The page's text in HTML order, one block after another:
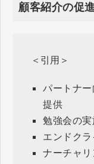
顧客紹介の促進
＜引用＞
パートナ
提供
勉強会の実
エンドク
ナーチャ